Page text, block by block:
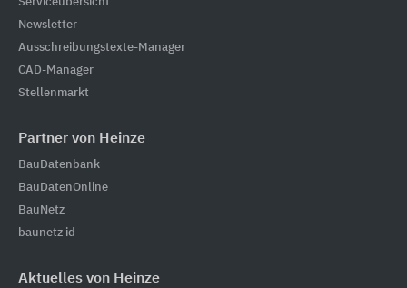
Newsletter
Ausschreibungstexte-Manager
CAD-Manager
Stellenmarkt
Partner von Heinze
BauDatenbank
BauDatenOnline
BauNetz
baunetz id
Aktuelles von Heinze